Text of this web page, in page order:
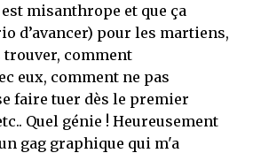
misanthrope et que ça
d’avancer) pour les martiens,
trouver, comment
eux, comment ne pas
faire tuer dès le premier
Quel génie ! Heureusement
gag graphique qui m'a